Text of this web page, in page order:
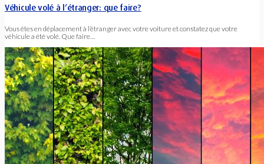
Véhicule volé à l’étranger: que faire?
Vous êtes en déplacement à l’étranger avec votre voiture et constatez que votre
véhicule a été volé. Que faire…